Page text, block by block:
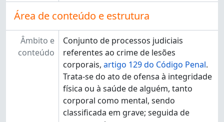
Área de conteúdo e estrutura
Âmbito e
conteúdo
Conjunto de processos judiciais
referentes ao crime de lesões
corporais, artigo 129 do Código Penal.
Trata-se do ato de ofensa à integridade
física ou à saúde de alguém, tanto
corporal como mental, sendo
classificada em grave; seguida de